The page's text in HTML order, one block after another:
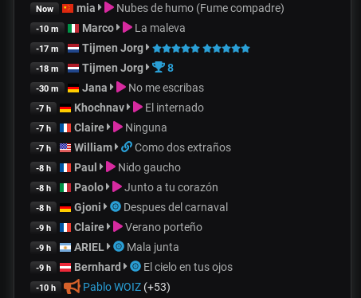
Now mia Nubes de humo (Fume compadre)
-10 m Marco La maleva
-17 m Tijmen Jorg
-18 m Tijmen Jorg 8
-30 m Jana No me escribas
-7 h Khochnav El internado
-7 h Claire Ninguna
-7 h William Como dos extraños
-8 h Paul Nido gaucho
-8 h Paolo Junto a tu corazón
-8 h Gjoni Despues del carnaval
-9 h Claire Verano porteño
-9 h ARIEL Mala junta
-9 h Bernhard El cielo en tus ojos
-10 h Pablo WOIZ(+53)